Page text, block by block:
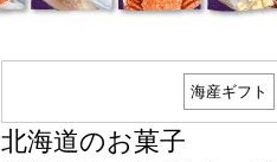
海産ギフト
北海道のお菓子